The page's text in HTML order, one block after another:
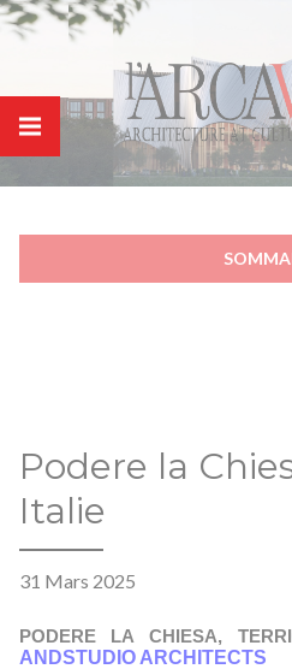
Podere la
Italie
31 Mars 2025
PODERE LA CHIESA,
ANDSTUDIO ARCHITECTS
Panneau de gestion des cookies